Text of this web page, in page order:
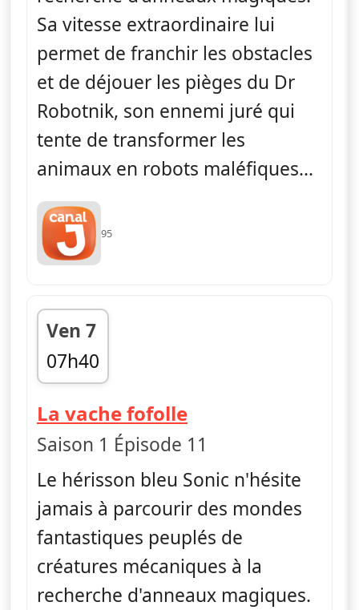
Sa vitesse extraordinaire lui
permet de franchir les obstacles
et de déjouer les pièges du Dr
Robotnik, son ennemi juré qui
tente de transformer les
animaux en robots maléfiques...
95
Ven 7
07h40
fin 07h50
La vache fofolle— Sonic Boom
Saison 1 Épisode 11
Le hérisson bleu Sonic n'hésite
jamais à parcourir des mondes
fantastiques peuplés de
créatures mécaniques à la
recherche d'anneaux magiques.